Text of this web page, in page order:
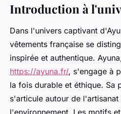
Introduction à
Dans l'univers captivant
vêtements française se
inspirée et authentique.
https://ayuna.fr/, s'engage à
la fois durable et éthique. Sa
s'articule autour de
l'environnement. Les motifs